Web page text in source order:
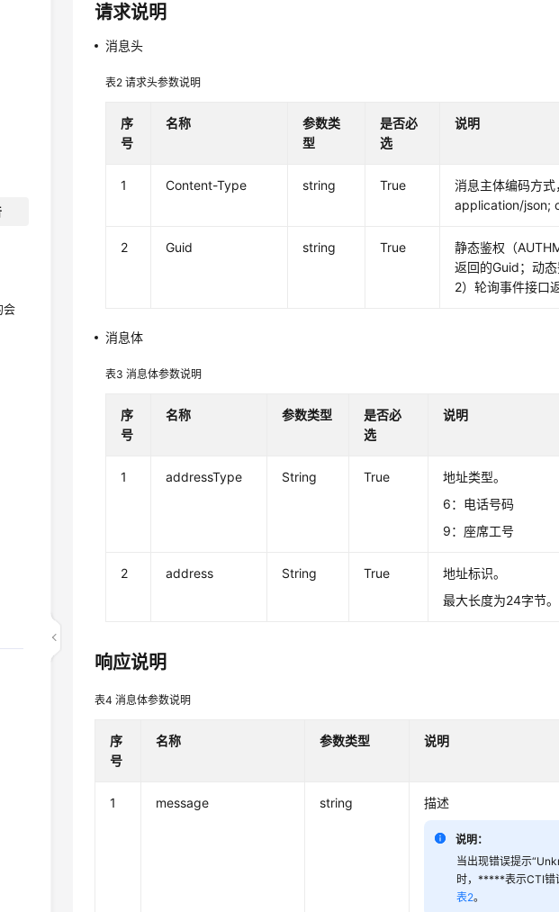
会
请求说明
消息头
表2请求头参数说明
序
号
名称
参数类
型
是否必
选
说明
1 Content-Type string True
消息主体编码方
application/json;
2 Guid string True
静态鉴权（
返回的Guid；动
2）轮询事件接口
消息体
表3消息体参数说明
序
号
名称 参数类型
是否必
选
说明
1 addressType String True
地址类型。
6：电话号码
9：座席工号
2 address String True
地址标识。
最大长度为24字节。
响应说明
表4消息体参数说明
序
号
名称 参数类型 说明
1 message string 描述
说明：
当出现错误提示
时，*****表示CTI错
表2。